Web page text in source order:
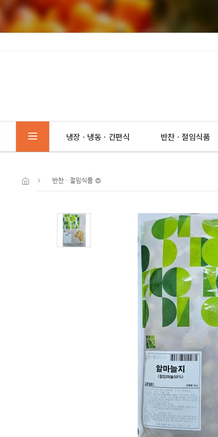
냉장ㆍ냉동ㆍ간편식 반찬ㆍ절임식품
반찬ㆍ절임식품